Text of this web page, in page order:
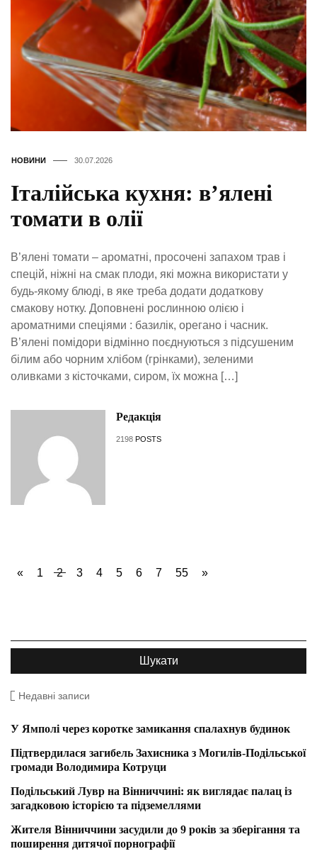
НОВИНИ 30.07.2026
Італійська кухня: в’ялені
томати в олії
В’ялені томати – ароматні, просочені запахом трав і
спецій, ніжні на смак плоди, які можна використати у
будь-якому блюді, в яке треба додати додаткову
смакову нотку. Доповнені рослинною олією і
ароматними спеціями : базилік, орегано і часник.
В’ялені помідори відмінно поєднуються з підсушеним
білим або чорним хлібом (грінками), зеленими
оливками з кісточками, сиром, їх можна […]
Редакція
2198 POSTS
« 1 2 3 4 5 6 7 55 »
Недавні записи
У Ямполі через коротке замикання спалахнув будинок
Підтвердилася загибель Захисника з Могилів-Подільської
громади Володимира Котруци
Подільський Лувр на Вінниччині: як виглядає палац із
загадковою історією та підземеллями
Жителя Вінниччини засудили до 9 років за зберігання та
поширення дитячої порнографії